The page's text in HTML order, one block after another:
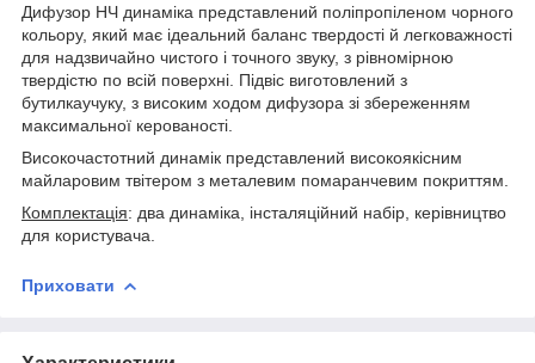
Дифузор НЧ динаміка представлений поліпропіленом чорного
кольору, який має ідеальний баланс твердості й легковажності
для надзвичайно чистого і точного звуку, з рівномірною
твердістю по всій поверхні. Підвіс виготовлений з
бутилкаучуку, з високим ходом дифузора зі збереженням
максимальної керованості.
Високочастотний динамік представлений високоякісним
майларовим твітером з металевим помаранчевим покриттям.
Комплектація: два динаміка, інсталяційний набір, керівництво
для користувача.
Приховати